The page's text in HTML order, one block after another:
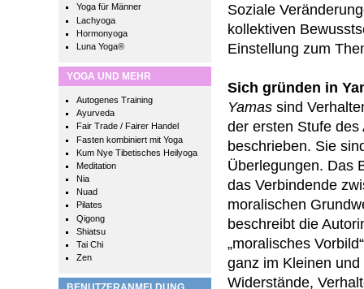
Yoga für Männer
Lachyoga
Hormonyoga
Luna Yoga®
YOGA UND MEHR
Autogenes Training
Ayurveda
Fair Trade / Fairer Handel
Fasten kombiniert mit Yoga
Kum Nye Tibetisches Heilyoga
Meditation
Nia
Nuad
Pilates
Qigong
Shiatsu
Tai Chi
Zen
Soziale
kollektiven
Einstellung zum
Sich gründen in
Yamas sind
der ersten Stufe
beschrieben. Sie
Überlegungen. Das
das Verbindende
moralischen
beschreibt die
„moralisches
ganz im Kleinen
Widerstände,